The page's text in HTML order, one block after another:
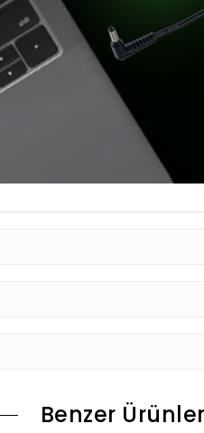
Benzer Ürünler